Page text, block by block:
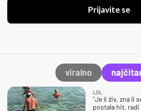
Prijavite se
viralno
LOL
"Je li živ, zna li
postala hit, radi